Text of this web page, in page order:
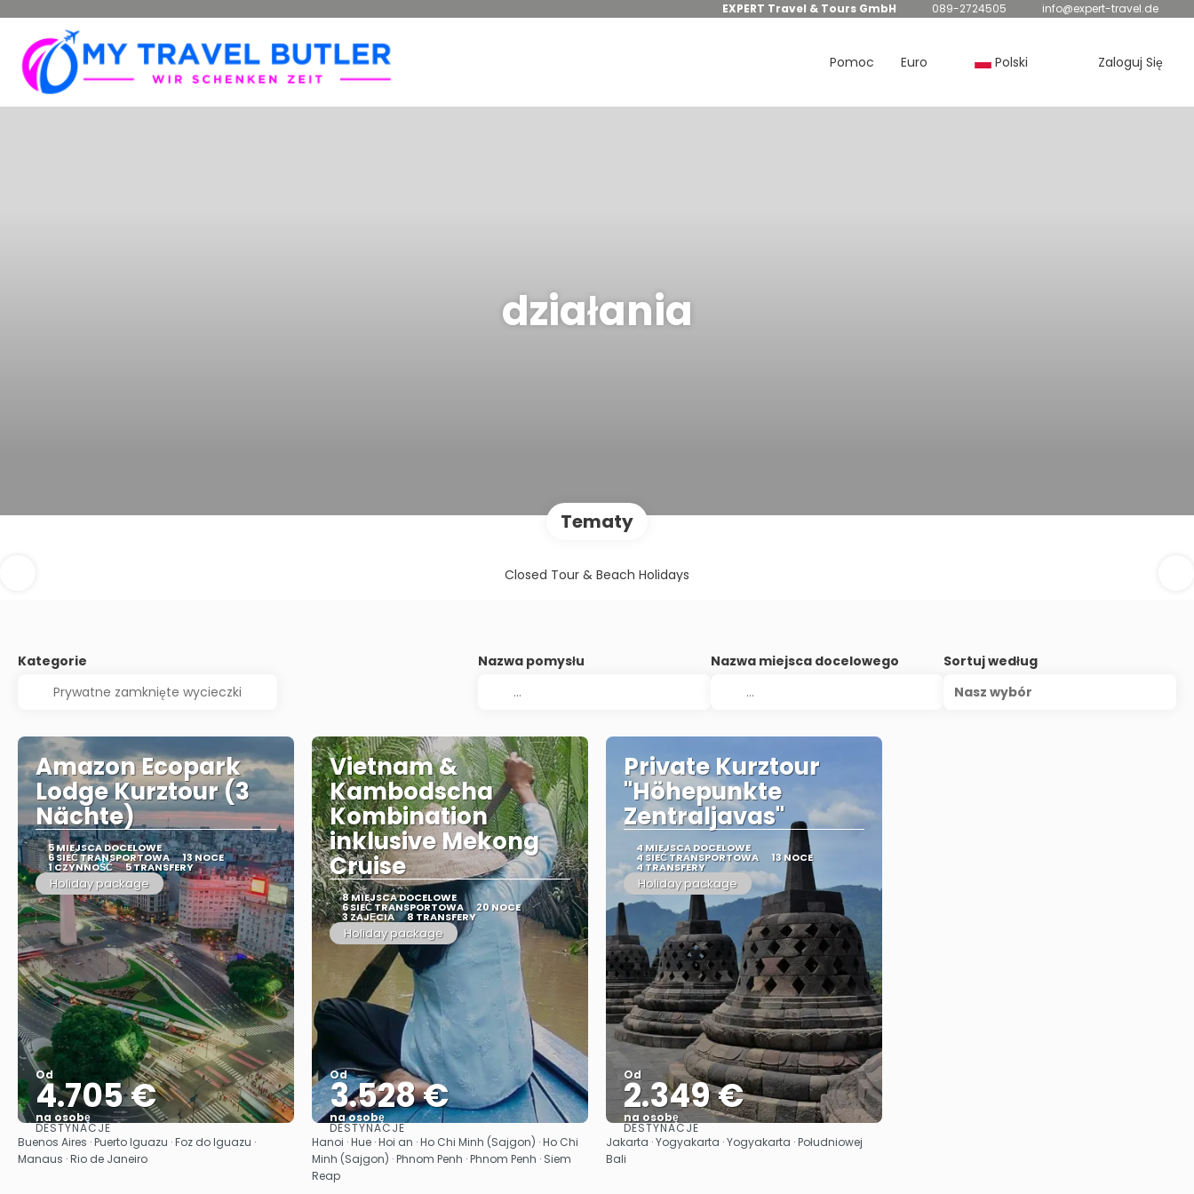
EXPERT Travel & Tours GmbH 089-2724505 info@expert-travel.de
Pomoc Euro Polski Zaloguj Się
działania
Tematy
Closed Tour & Beach Holidays
Kategorie Nazwa pomysłu Nazwa miejsca docelowego
Sortuj według
Nasz wybór
Amazon Ecopark
Lodge Kurztour (3
Nächte)
5 MIEJSCA DOCELOWE
6 SIEĆ TRANSPORTOWA 13 NOCE
1 CZYNNOŚĆ 5 TRANSFERY
Holiday package
Od
4.705 €
na osobę
Zobacz
DESTYNACJE
Buenos Aires · Puerto Iguazu · Foz do Iguazu ·
Manaus · Rio de Janeiro
Vietnam &
Kambodscha
Kombination
inklusive Mekong
Cruise
8 MIEJSCA DOCELOWE
6 SIEĆ TRANSPORTOWA 20 NOCE
3 ZAJĘCIA 8 TRANSFERY
Holiday package
Od
3.528 €
na osobę
Zobacz
DESTYNACJE
Hanoi · Hue · Hoi an · Ho Chi Minh (Sajgon) · Ho Chi
Minh (Sajgon) · Phnom Penh · Phnom Penh · Siem
Reap
Private Kurztour
"Höhepunkte
Zentraljavas"
4 MIEJSCA DOCELOWE
4 SIEĆ TRANSPORTOWA 13 NOCE
4 TRANSFERY
Holiday package
Od
2.349 €
na osobę
Zobacz
DESTYNACJE
Jakarta · Yogyakarta · Yogyakarta · Południowej
Bali